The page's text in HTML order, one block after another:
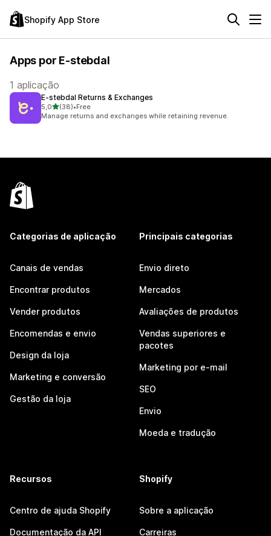
Shopify App Store
Apps por E-stebdal
1 aplicação
E‑stebdal Returns & Exchanges
5,0de 5 estrelas
(38)
38 total de avaliações
•Free
Manage returns and exchanges while retaining revenue.
Categorias de aplicação
Canais de vendas
Encontrar produtos
Vender produtos
Encomendas e envio
Design da loja
Marketing e conversão
Gestão da loja
Principais categorias
Envio direto
Mercados
Avaliações de produtos
Vendas superiores e
pacotes
Marketing por e-mail
SEO
Envio
Moeda e tradução
Recursos
Centro de ajuda Shopify
Documentação da API
Shopify
Sobre a aplicação
Carreiras